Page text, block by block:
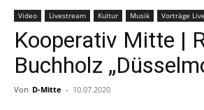
Video Livestream Kultur Musik Vorträge
Kooperativ Mitte |
Buchholz
Von D-Mitte - 10.07.2020